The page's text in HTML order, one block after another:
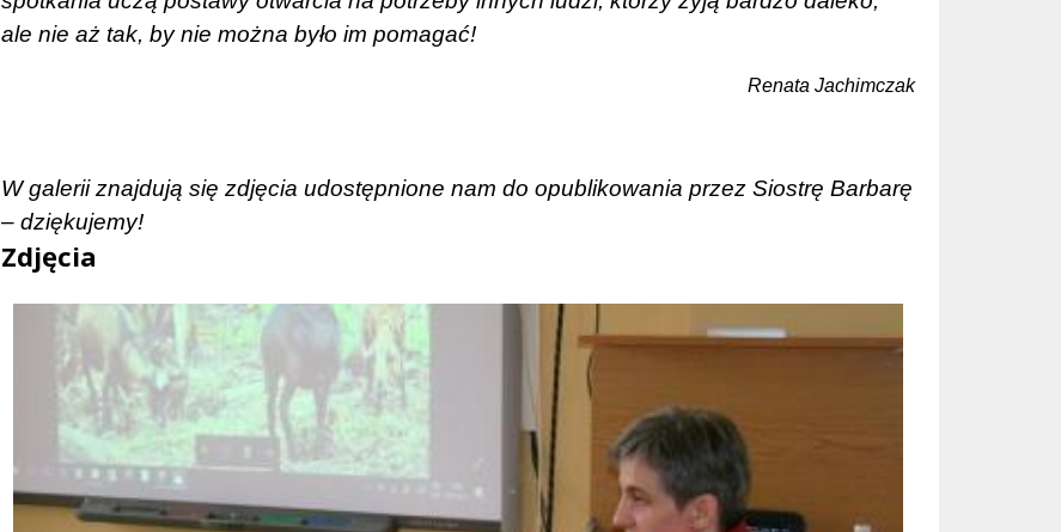
ale nie aż tak, by nie można było im pomagać!
Renata Jachimczak
W galerii znajdują się zdjęcia udostępnione nam do opublikowania przez Siostrę Barbarę
– dziękujemy!
Zdjęcia